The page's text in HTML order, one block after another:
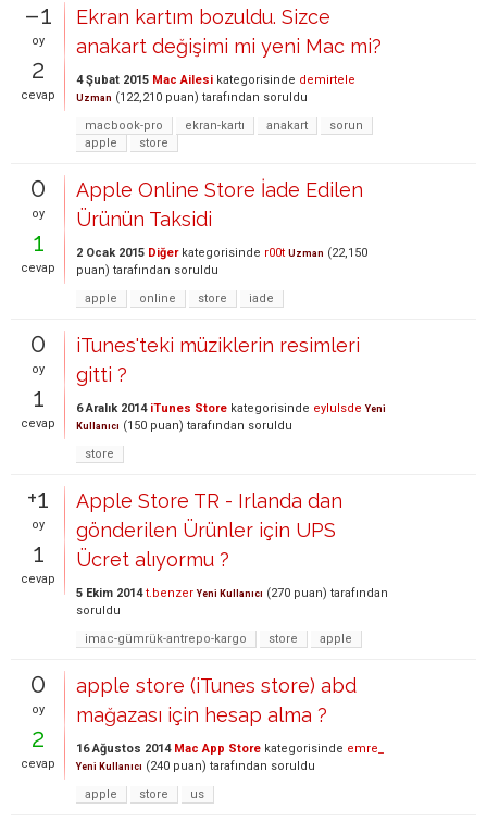
–1
oy
2
cevap
Ekran kartım bozuldu. Sizce
anakart değişimi mi yeni Mac mi?
4 Şubat 2015 Mac Ailesi kategorisinde demirtele
Uzman (122,210 puan) tarafından soruldu
macbook-pro
ekran-kartı anakart
sorun
apple
store
0
oy
1
cevap
Apple Online Store İade Edilen
Ürünün Taksidi
2 Ocak 2015 Diğerkategorisinde r00t Uzman (22,150
puan) tarafından soruldu
apple
online store iade
0
oy
1
cevap
iTunes'teki müziklerin resimleri
gitti ?
6 Aralık 2014 iTunes Store kategorisinde eylulsde Yeni
Kullanıcı (150 puan) tarafından soruldu
store
+1
oy
1
cevap
Apple Store TR - Irlanda dan
gönderilen Ürünler için UPS
Ücret alıyormu ?
5 Ekim 2014 t.benzer Yeni Kullanıcı (270 puan) tarafından
soruldu
imac-gümrük-antrepo-kargo
store apple
0
oy
2
cevap
apple store (iTunes store) abd
mağazası için hesap alma ?
16 Ağustos 2014 Mac App Store kategorisinde emre_
Yeni Kullanıcı (240 puan) tarafından soruldu
apple
store us